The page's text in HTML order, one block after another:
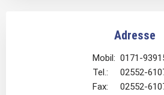
Adresse
Mobil: 0171-
Tel.: 02552-
Fax: 02552-